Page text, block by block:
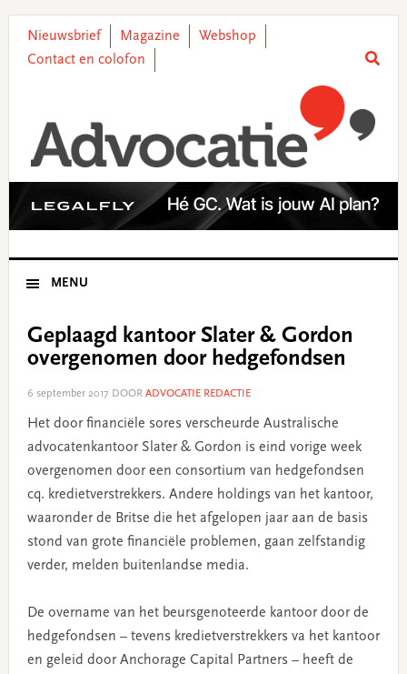
primary
main
primary
footer
Nieuwsbrief Magazine
Webshop
Contact en colofon
MENU
Geplaagd kantoor Slater & Gordon
overgenomen door hedgefondsen
6 september 2017 DOOR ADVOCATIE REDACTIE
Het door financiële sores verscheurde Australische
advocatenkantoor Slater & Gordon is eind vorige week
overgenomen door een consortium van hedgefondsen
cq. kredietverstrekkers. Andere holdings van het kantoor,
waaronder de Britse die het afgelopen jaar aan de basis
stond van grote financiële problemen, gaan zelfstandig
verder, melden buitenlandse media.
De overname van het beursgenoteerde kantoor door de
hedgefondsen – tevens kredietverstrekkers va het kantoor
en geleid door Anchorage Capital Partners – heeft de